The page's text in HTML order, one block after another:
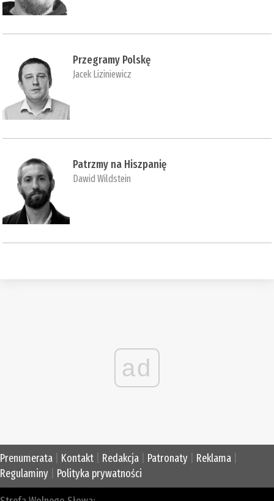
Przegramy Polskę
Jacek Liziniewicz
Patrzmy na Hiszpanię
Dawid Wildstein
ad
Prenumerata Kontakt Redakcja Patronaty Reklama
Regulaminy
Polityka prywatności